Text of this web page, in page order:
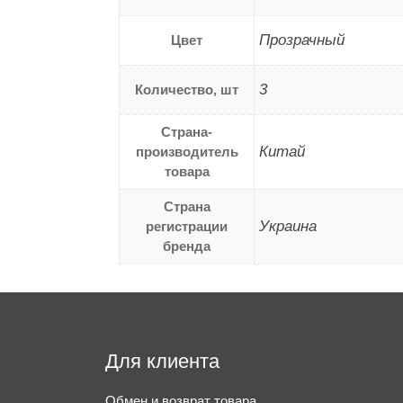
Цвет Прозрачный
Количество, шт 3
Страна-
производитель
товара
Китай
Страна
регистрации
бренда
Украина
Для клиента